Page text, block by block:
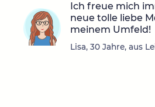
Ich freue mich
neue tolle liebe
meinem Umfeld!
Lisa, 30 Jahre, aus